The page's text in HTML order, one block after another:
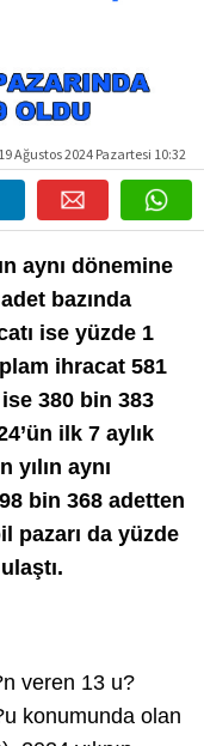
19 Ağustos 2024 Pazartesi 10:32
aynı dönemine
bazında
ise yüzde 1
ihracat 581
380 bin 383
ilk 7 aylık
aynı
bin 368 adetten
pazarı da yüzde
veren 13 u?
konumunda olan